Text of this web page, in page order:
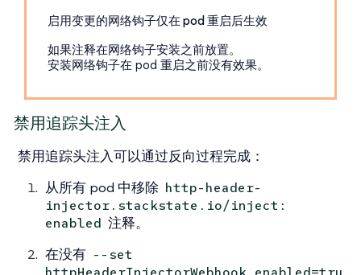
启用变更的网络钩子仅在 pod 重启后生效
如果注释在网络钩子安装之前放置。
安装网络钩子在 pod 重启之前没有效果。
禁用追踪头注入
禁用追踪头注入可以通过反向过程完成：
从所有 pod 中移除 http-header-
injector.stackstate.io/inject:
enabled 注释。
在没有 --set